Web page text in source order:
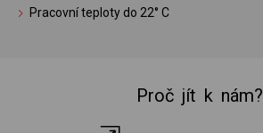
Pracovní teploty do 22° C
Proč jít k nám?